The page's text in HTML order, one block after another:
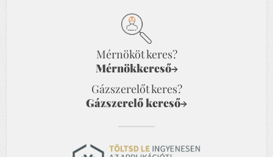
Mérnököt keres?
Mérnökkereső→
Gázszerelőt keres?
Gázszerelő kereső→